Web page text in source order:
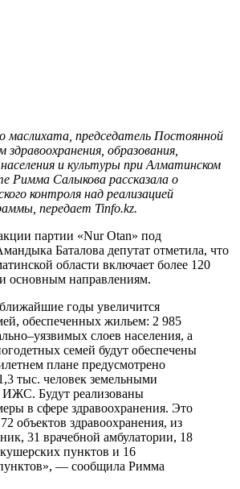
маслихата, председатель Постоянной
здравоохранения, образования,
и культуры при Алматинском
Римма Салыкова рассказала о
контроля над реализацией
передает Tinfo.kz.
партии «Nur Otan» под
Баталова депутат отметила, что
области включает более 120
основным направлениям.
ближайшие годы увеличится
обеспеченных жильем: 2 985
слоев населения, а
семей будут обеспечены
плане предусмотрено
тыс. человек земельными
ИЖС. Будут реализованы
в сфере здравоохранения. Это
объектов здравоохранения, из
31 врачебной амбулатории, 18
пунктов и 16
— сообщила Римма